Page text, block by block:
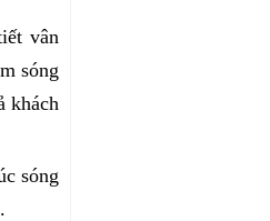
vân
sóng
khách
sóng